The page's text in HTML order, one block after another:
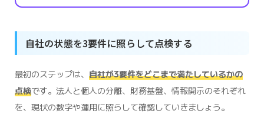
自社の状態を3要件に照らして点検する
最初のステップは、 自社が3要件をどこまで満たしているかの
点検です。法人と個人の分離、財務基盤、情報開示のそれぞれ
を、現状の数字や運用に照らして確認していきましょう。